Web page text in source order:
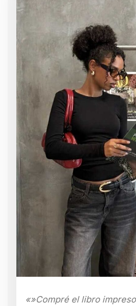
«»Compré el libro